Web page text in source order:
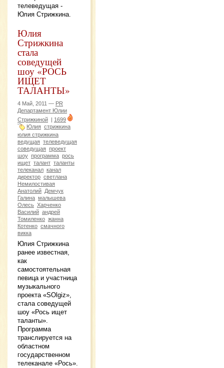
телеведущая -
Юлия Стрижкина.
Юлия
Стрижкина
стала
соведущей
шоу «РОСЬ
ИЩЕТ
ТАЛАНТЫ»
4 Май, 2011 — PR
Департамент Юлии
Стрижкиной | 1699
Юлия стрижкина
юлия стрижкина
ведущая телеведущая
соведущая проект
шоу программа рось
ищет талант таланты
телеканал канал
директор светлана
Немилостивая
Анатолий Демчук
Галина малышева
Олесь Харченко
Василий андрей
Томиленко жанна
Котенко смачного
викка
Юлия Стрижкина
ранее известная,
как
самостоятельная
певица и участница
музыкального
проекта «SOlgiz»,
стала соведущей
шоу «Рось ищет
таланты».
Программа
транслируется на
областном
государственном
телеканале «Рось».